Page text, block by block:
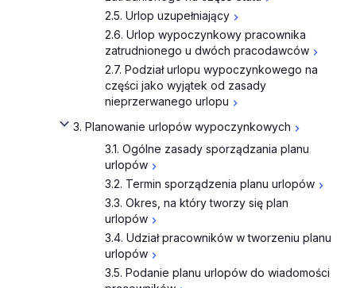
2.5. Urlop uzupełniający
2.6. Urlop wypoczynkowy pracownika
zatrudnionego u dwóch pracodawców
2.7. Podział urlopu wypoczynkowego na
części jako wyjątek od zasady
nieprzerwanego urlopu
3. Planowanie urlopów wypoczynkowych
3.1. Ogólne zasady sporządzania planu
urlopów
3.2. Termin sporządzenia planu urlopów
3.3. Okres, na który tworzy się plan
urlopów
3.4. Udział pracowników w tworzeniu planu
urlopów
3.5. Podanie planu urlopów do wiadomości